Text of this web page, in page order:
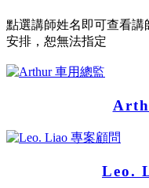
點選講師姓名即可查看
安排，恕無法指定
Leo.